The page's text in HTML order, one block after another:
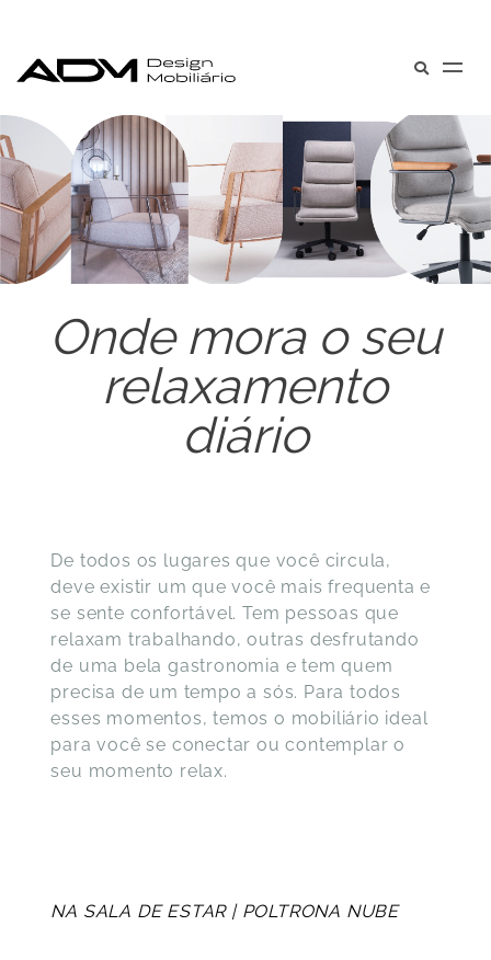
Onde mora o seu
relaxamento
diário
De todos os lugares que você circula,
deve existir um que você mais frequenta e
se sente confortável. Tem pessoas que
relaxam trabalhando, outras desfrutando
de uma bela gastronomia e tem quem
precisa de um tempo a sós. Para todos
esses momentos, temos o mobiliário ideal
para você se conectar ou contemplar o
seu momento relax.
NA SALA DE ESTAR | POLTRONA NUBE